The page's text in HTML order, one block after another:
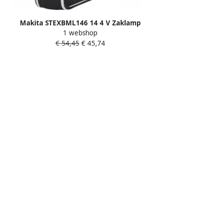
Makita STEXBML146 14 4 V Zaklamp
blok led | Mtools
1 webshop
€ 54,45€ 45,74